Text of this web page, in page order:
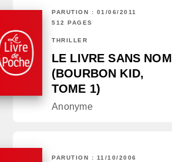
PARUTION : 01/06/2011
512 PAGES
THRILLER
LE LIVRE SANS NOM
(BOURBON KID,
TOME 1)
Anonyme
PARUTION : 11/10/2006